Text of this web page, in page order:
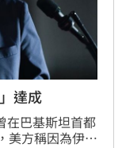
達成
在巴基斯坦首都
美方稱因為伊朗